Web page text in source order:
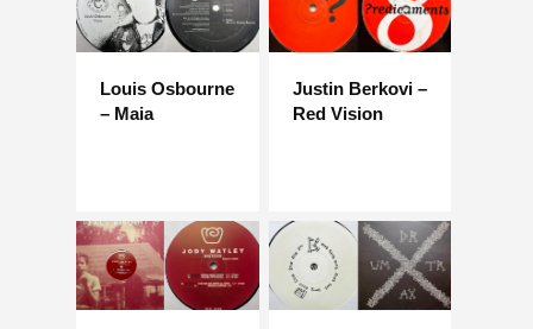
Louis Osbourne
– Maia
Justin Berkovi –
Red Vision